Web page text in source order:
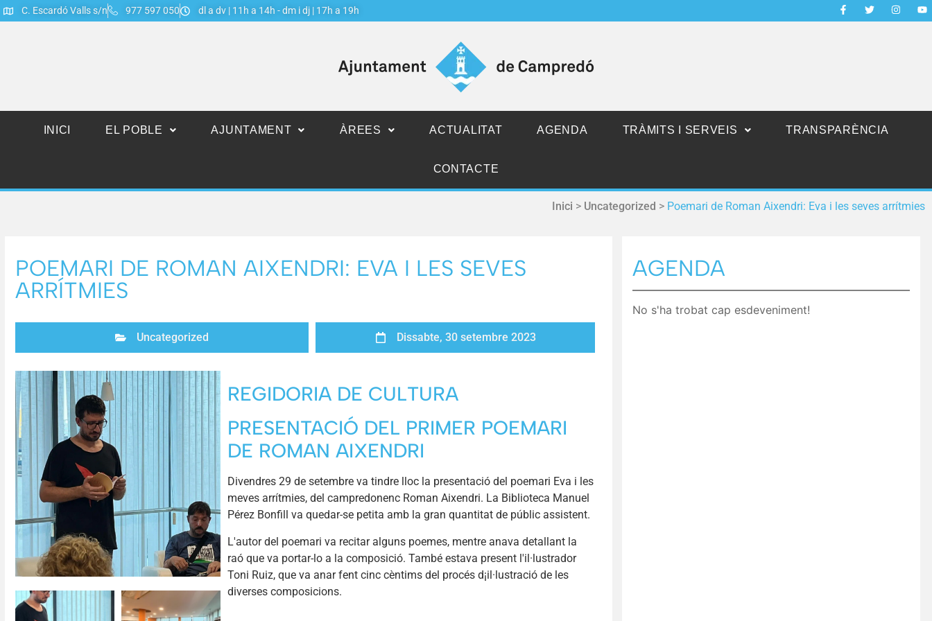
C. Escardó Valls s/n 977 597 050 dl a dv | 11h a 14h - dm i dj | 17h a 19h
INICI EL POBLE AJUNTAMENT ÀREES ACTUALITAT AGENDA TRÀMITS I SERVEIS TRANSPARÈNCIA
CONTACTE
Inici > Uncategorized > Poemari de Roman Aixendri: Eva i les seves arrítmies
POEMARI DE ROMAN AIXENDRI: EVA I LES SEVES
ARRÍTMIES
Uncategorized Dissabte, 30 setembre 2023
REGIDORIA DE CULTURA
PRESENTACIÓ DEL PRIMER POEMARI
DE ROMAN AIXENDRI
Divendres 29 de setembre va tindre lloc la presentació del poemari Eva i les
meves arrítmies, del campredonenc Roman Aixendri. La Biblioteca Manuel
Pérez Bonfill va quedar-se petita amb la gran quantitat de públic assistent.
L'autor del poemari va recitar alguns poemes, mentre anava detallant la
raó que va portar-lo a la composició. També estava present l'il·lustrador
Toni Ruiz, que va anar fent cinc cèntims del procés d¡il·lustració de les
diverses composicions.
AGENDA
No s'ha trobat cap esdeveniment!